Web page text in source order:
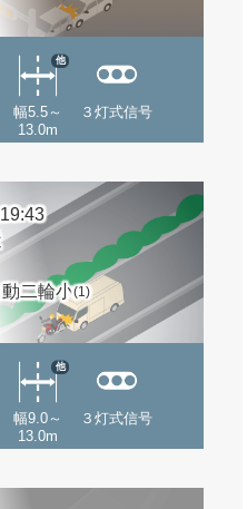
幅5.5～
13.0m
他
３灯式信号
二輪小(1)
幅9.0～
13.0m
他
３灯式信号